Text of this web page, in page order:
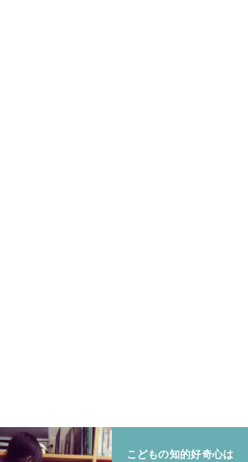
こどもの知的好奇心は